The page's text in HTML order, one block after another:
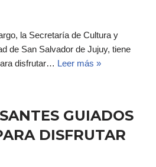
la Secretaría de Cultura y
de San Salvador de Jujuy, tiene
disfrutar… Leer más »
GUIADOS
DISFRUTAR